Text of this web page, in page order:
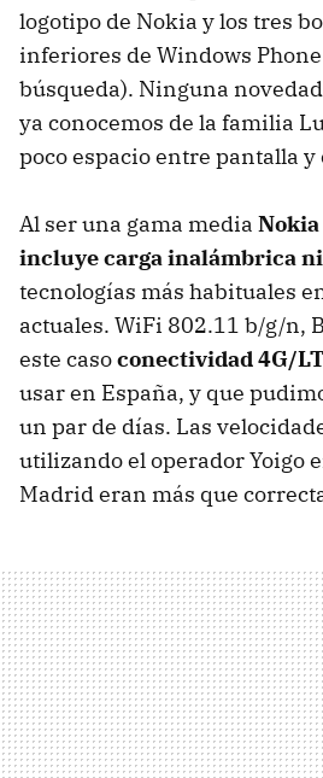
logotipo de Nokia y los tres
inferiores de Windows
búsqueda). Ninguna
ya conocemos de la familia
poco espacio entre pantalla y
Al ser una gama media
incluye carga inalámbrica
tecnologías más habituales
actuales. WiFi 802.11 b/g/n,
este casoconectividad 4G/
usar en España, y que
un par de días. Las
utilizando el operador Yoigo
Madrid eran más que